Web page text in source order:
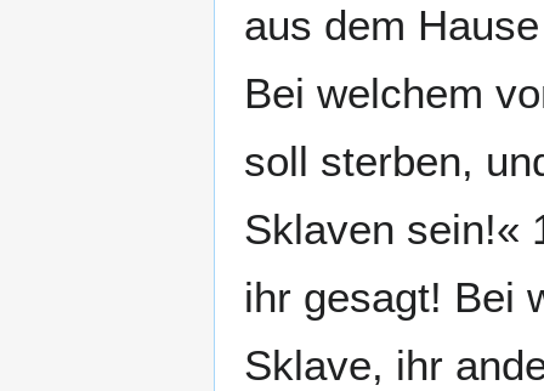
aus dem
Bei welchem
soll sterben,
Sklaven sein!«
ihr gesagt! Bei
Sklave, ihr